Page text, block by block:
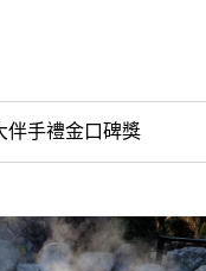
伴手禮金口碑獎